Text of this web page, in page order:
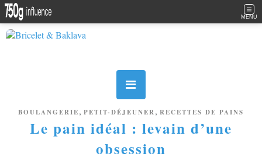
MENU
BOULANGERIE, PETIT-DÉJEUNER, RECETTES DE PAINS
Le pain idéal : levain d’une
obsession